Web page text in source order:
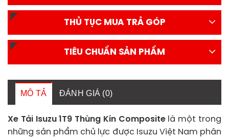
THỦ TỤC MUA TRẢ GÓP
TIÊU CHUẨN SẢN PHẨM
MÔ TẢ ĐÁNH GIÁ (0)
Xe Tải Isuzu 1T9 Thùng Kín Compositelà một trong
những sản phẩm chủ lực được Isuzu Việt Nam phân